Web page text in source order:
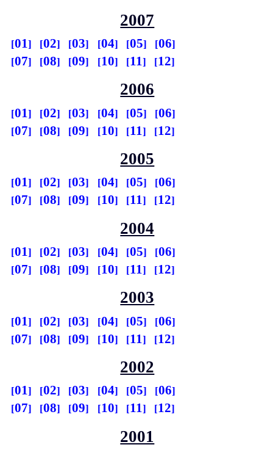
2007
01 02 03 04 05
06
07
08 09 10 11 12
2006
01 02 03 04 05
06
07
08 09 10 11 12
2005
01 02 03 04 05
06
07
08 09 10 11 12
2004
01 02 03 04 05
06
07
08 09 10 11 12
2003
01 02 03 04 05
06
07
08 09 10 11 12
2002
01 02 03 04 05
06
07
08 09 10 11 12
2001